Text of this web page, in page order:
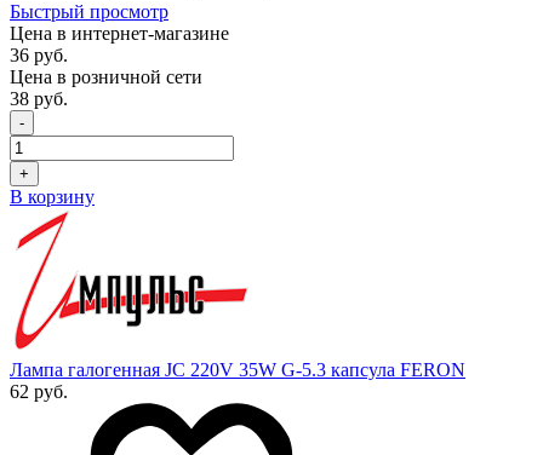
Быстрый просмотр
Цена в интернет-магазине
36 руб.
Цена в розничной сети
38 руб.
-
+
В корзину
Лампа галогенная JC 220V 35W G-5.3 капсула FERON
62 руб.